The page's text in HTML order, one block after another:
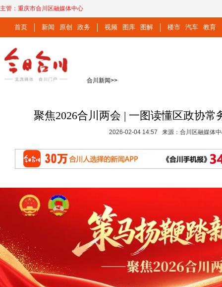
主管： 重庆市合川区融媒体中心
首页 新闻 原创 政务 视频 图库 图解 楼市 汽车 教育
合川新闻>>
聚焦2026合川两会 | 一图读懂区政协常
2026-02-04 14:57 来源：合川区融媒体